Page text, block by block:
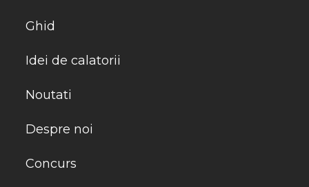
Ghid
Idei de calatorii
Noutati
Despre noi
Concurs